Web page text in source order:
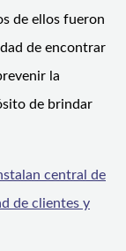
de ellos fueron
de encontrar
la
de brindar
central de
de clientes y